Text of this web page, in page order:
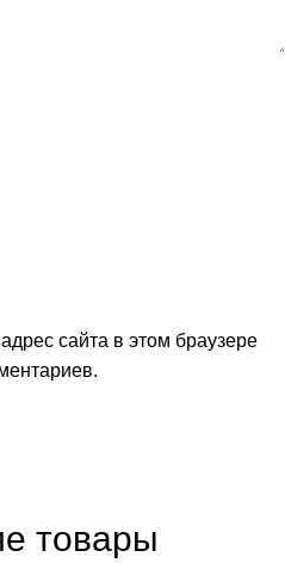
сайта в этом браузере
товары